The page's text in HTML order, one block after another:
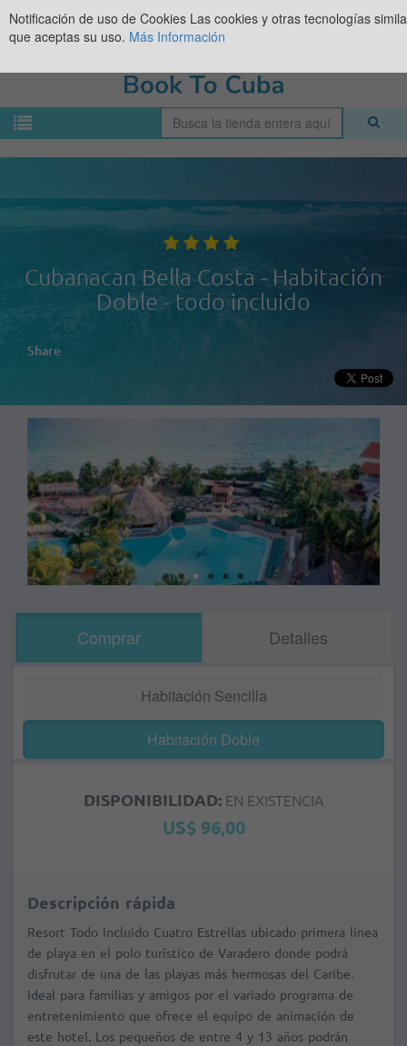
Cubanacan Bella Costa - Habitación
Doble - todo incluido
Share
Comprar Detalles
Habitación Sencilla
Habitación Doble
DISPONIBILIDAD: EN EXISTENCIA
US$ 96,00
Descripción rápida
Resort Todo Incluido Cuatro Estrellas ubicado primera línea
de playa en el polo turístico de Varadero donde podrá
disfrutar de una de las playas más hermosas del Caribe.
Ideal para familias y amigos por el variado programa de
entretenimiento que ofrece el equipo de animación de
este hotel. Los pequeños de entre 4 y 13 años podrán
Notificación de uso de Cookies Las cookies y otras tecnologías
que aceptas su uso. Más Información